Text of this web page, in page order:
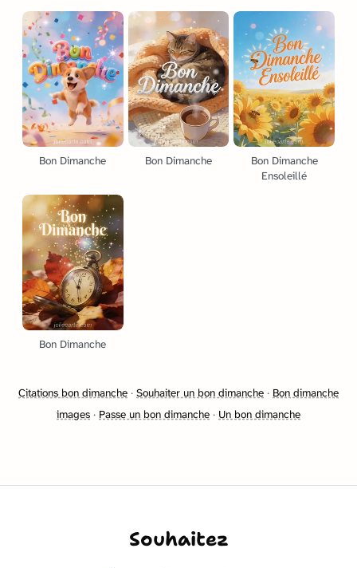
Bon Dimanche Bon Dimanche
Bon Dimanche
Ensoleillé
Bon Dimanche
Citations bon dimanche · Souhaiter un bon dimanche · Bon dimanche
images · Passe un bon dimanche · Un bon dimanche
Souhaitez